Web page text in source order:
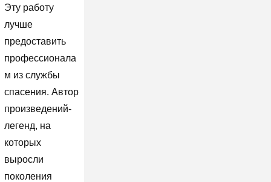
Эту работу
лучше
предоставить
профессионала
м из службы
спасения. Автор
произведений-
легенд, на
которых
выросли
поколения